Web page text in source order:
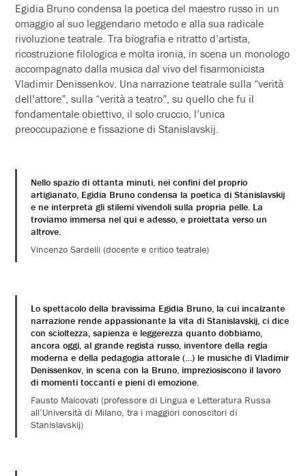
Egidia Bruno condensa la poetica del maestro russo in un
omaggio al suo leggendario metodo e alla sua radicale
rivoluzione teatrale. Tra biografia e ritratto d’artista,
ricostruzione filologica e molta ironia, in scena un monologo
accompagnato dalla musica dal vivo del fisarmonicista
Vladimir Denissenkov. Una narrazione teatrale sulla “verità
dell’attore”, sulla “verità a teatro”, su quello che fu il
fondamentale obiettivo, il solo cruccio, l’unica
preoccupazione e fissazione di Stanislavskij.
Nello spazio di ottanta minuti, nei confini del proprio
artigianato, Egidia Bruno condensa la poetica di Stanislavskij
e ne interpreta gli stilemi vivendoli sulla propria pelle. La
troviamo immersa nel qui e adesso, e proiettata verso un
altrove.
Vincenzo Sardelli (docente e critico teatrale)
Lo spettacolo della bravissima Egidia Bruno, la cui incalzante
narrazione rende appassionante la vita di Stanislavskij, ci dice
con scioltezza, sapienza e leggerezza quanto dobbiamo,
ancora oggi, al grande regista russo, inventore della regia
moderna e della pedagogia attorale (…) le musiche di Vladimir
Denissenkov, in scena con la Bruno, impreziosiscono il lavoro
di momenti toccanti e pieni di emozione.
Fausto Malcovati (professore di Lingua e Letteratura Russa
all’Università di Milano, tra i maggiori conoscitori di
Stanislavskij)